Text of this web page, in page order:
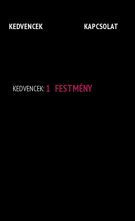
KEDVENCEK KAPCSOLAT
KEDVENCEK: 1 FESTMÉNY